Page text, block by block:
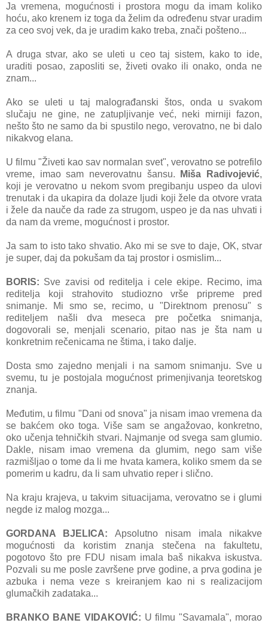
Ja vremena, mogućnosti i prostora mogu da imam koliko
hoću, ako krenem iz toga da želim da određenu stvar uradim
za ceo svoj vek, da je uradim kako treba, znači pošteno...
A druga stvar, ako se uleti u ceo taj sistem, kako to ide,
uraditi posao, zaposliti se, živeti ovako ili onako, onda ne
znam...
Ako se uleti u taj malograđanski štos, onda u svakom
slučaju ne gine, ne zatupljivanje već, neki mirniji fazon,
nešto što ne samo da bi spustilo nego, verovatno, ne bi dalo
nikakvog elana.
U filmu "Živeti kao sav normalan svet", verovatno se potrefilo
vreme, imao sam neverovatnu šansu.
Miša Radivojević,
koji je verovatno u nekom svom pregibanju uspeo da ulovi
trenutak i da ukapira da dolaze ljudi koji žele da otvore vrata
i žele da nauče da rade za strugom, uspeo je da nas uhvati i
da nam da vreme, mogućnost i prostor.
Ja sam to isto tako shvatio. Ako mi se sve to daje, OK, stvar
je super, daj da pokušam da taj prostor i osmislim...
BORIS: Sve zavisi od reditelja i cele ekipe. Recimo, ima
reditelja koji strahovito studiozno vrše pripreme pred
snimanje. Mi smo se, recimo, u "Direktnom prenosu" s
rediteljem našli dva meseca pre početka snimanja,
dogovorali se, menjali scenario, pitao nas je šta nam u
konkretnim rečenicama ne štima, i tako dalje.
Dosta smo zajedno menjali i na samom snimanju. Sve u
svemu, tu je postojala mogućnost primenjivanja teoretskog
znanja.
Međutim, u filmu "Dani od snova" ja nisam imao vremena da
se bakćem oko toga. Više sam se angažovao, konkretno,
oko učenja tehničkih stvari. Najmanje od svega sam glumio.
Dakle, nisam imao vremena da glumim, nego sam više
razmišljao o tome da li me hvata kamera, koliko smem da se
pomerim u kadru, da li sam uhvatio reper i slično.
Na kraju krajeva, u takvim situacijama, verovatno se i glumi
negde iz malog mozga...
GORDANA BJELICA: Apsolutno nisam imala nikakve
mogućnosti da koristim znanja stečena na fakultetu,
pogotovo što pre FDU nisam imala baš nikakva iskustva.
Pozvali su me posle završene prve godine, a prva godina je
azbuka i nema veze s kreiranjem kao ni s realizacijom
glumačkih zadataka...
BRANKO BANE VIDAKOVIĆ: U filmu "Savamala", morao